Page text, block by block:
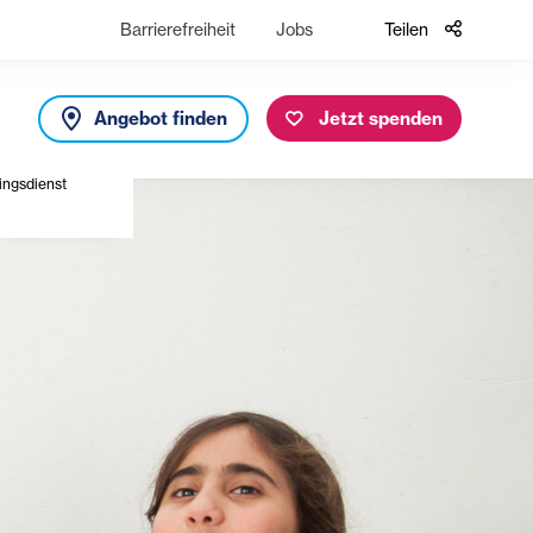
Barrierefreiheit Jobs Teilen
Angebot finden Jetzt spenden